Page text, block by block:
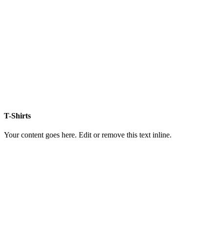
T-Shirts
Your content goes here. Edit or remove this text inline.